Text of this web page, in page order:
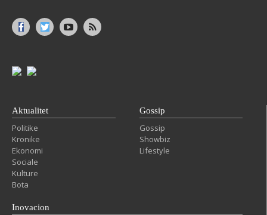
Aktualitet
Politike
Kronike
Ekonomi
Sociale
Kulture
Bota
Gossip
Gossip
Showbiz
Lifestyle
Inovacion